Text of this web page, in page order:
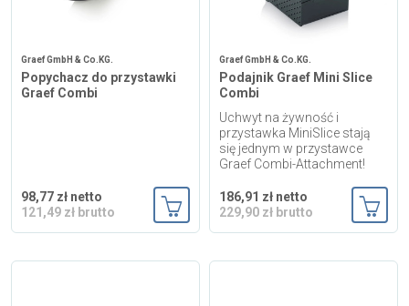
Graef GmbH & Co.KG.
Popychacz do przystawki
Graef Combi
98,77 zł netto
121,49 zł brutto
Dodaj do koszyka
Graef GmbH & Co.KG.
Podajnik Graef Mini Slice
Combi
Uchwyt na żywność i
przystawka MiniSlice stają
się jednym w przystawce
Graef Combi-Attachment!
186,91 zł netto
229,90 zł brutto